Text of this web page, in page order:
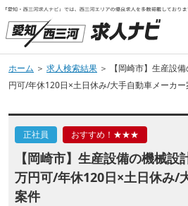
ホーム ＞ 求人検索結果 ＞ 【岡崎市】生産設
円可/年休120日×土日休み/大手自動車メーカー
正社員 おすすめ！★★★
【岡崎市】生産設備の機械
万円可/年休120日×土日休み/
案件